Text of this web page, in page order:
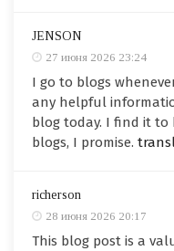
JENSON
27 июня 2026 23:24
I go to blogs
any helpful
blog today. I find it to
blogs, I promise.
richerson
28 июня 2026 20:17
This blog post is a